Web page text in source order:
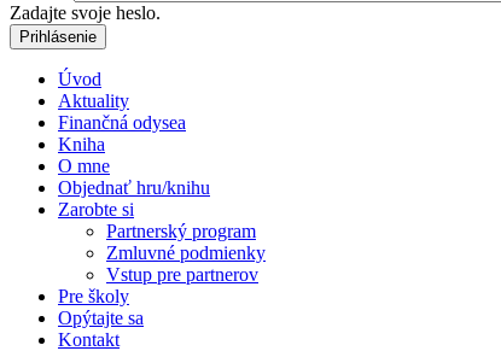
Zadajte svoje heslo.
Úvod
Aktuality
Finančná odysea
Kniha
O mne
Objednať hru/knihu
Zarobte si
Partnerský program
Zmluvné podmienky
Vstup pre partnerov
Pre školy
Opýtajte sa
Kontakt